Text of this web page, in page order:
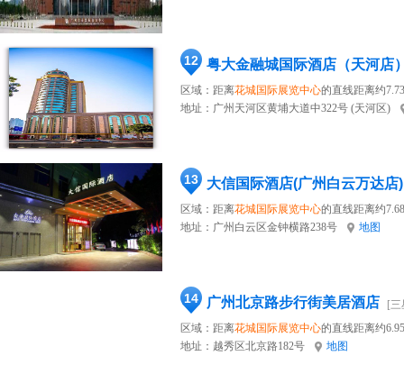
12 粤大金融城国际酒店（天河店
区域：距离花城国际展览中心的直线距离约
地址： 广州天河区黄埔大道中322号 (天河区)
13 大信国际酒店(广州白云万达店)
区域：距离花城国际展览中心的直线距离约
地址： 广州白云区金钟横路238号 地图
14 广州北京路步行街美居酒店
[
区域：距离花城国际展览中心的直线距离约
地址： 越秀区北京路182号 地图